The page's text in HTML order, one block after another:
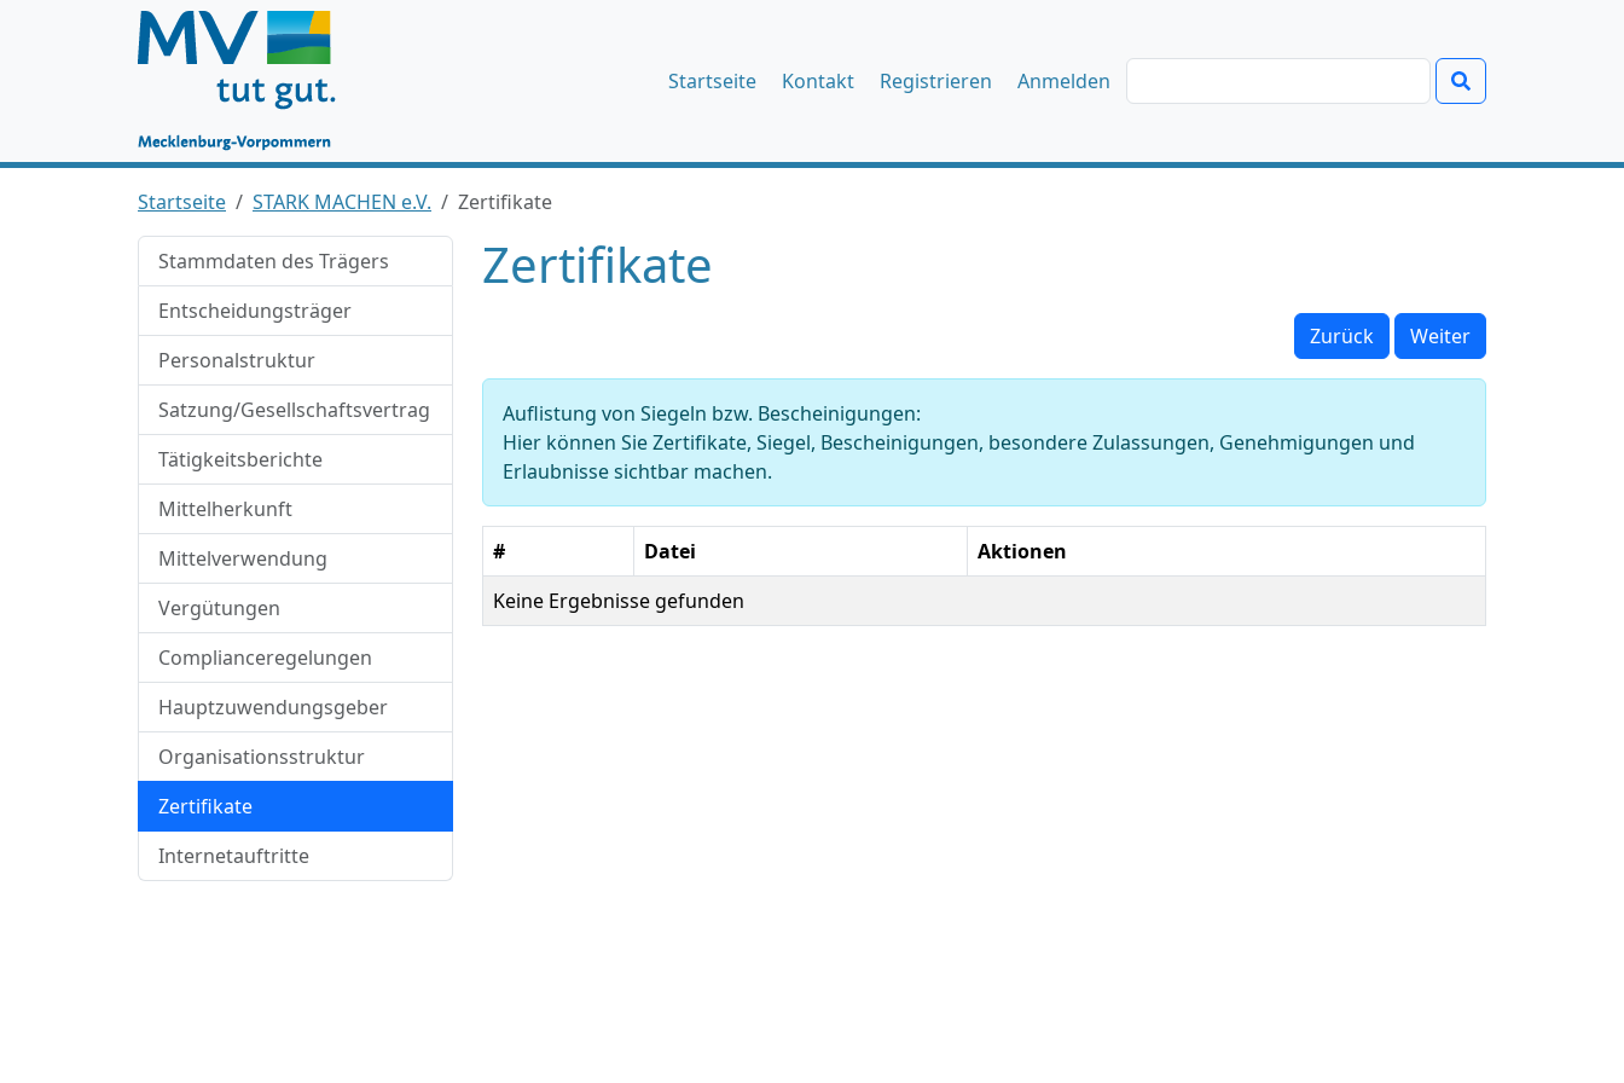
Startseite Kontakt Registrieren Anmelden
Startseite STARK MACHEN e.V. Zertifikate
Stammdaten des Trägers
Entscheidungsträger
Personalstruktur
Satzung/Gesellschaftsvertrag
Tätigkeitsberichte
Mittelherkunft
Mittelverwendung
Vergütungen
Complianceregelungen
Hauptzuwendungsgeber
Organisationsstruktur
Zertifikate
Internetauftritte
Zertifikate
Zurück Weiter
Auflistung von Siegeln bzw. Bescheinigungen:
Hier können Sie Zertifikate, Siegel, Bescheinigungen, besondere Zulassungen, Genehmigungen und
Erlaubnisse sichtbar machen.
# Datei
Aktionen
Keine Ergebnisse gefunden